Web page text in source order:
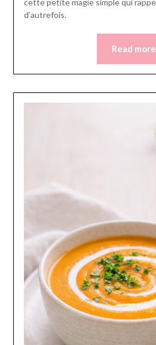
cette petite magie simple qui
d’autrefois.
Read more